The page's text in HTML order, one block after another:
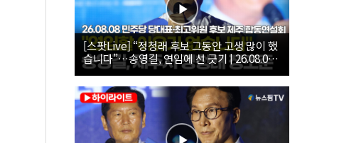
[스팟Live] “정청래 후보 그동안 고생 많이 했
습니다”…송영길, 연임에 선 긋기 | 26.08.08
더불어민주당 당대표·최고위원 후보 제주 합
동연설회